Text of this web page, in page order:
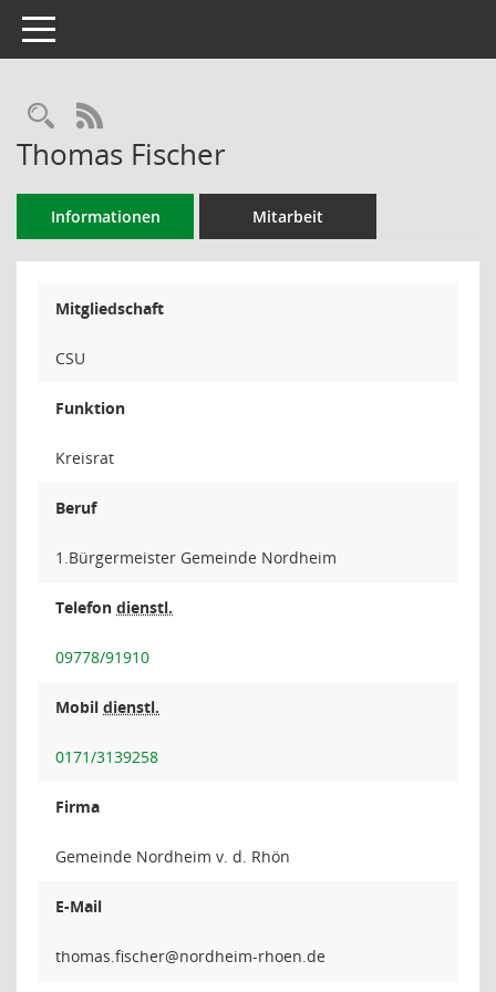
Toggle navigation
Rechercheauswahl
RSS-Feed
Thomas Fischer
Informationen Mitarbeit
Mitgliedschaft
CSU
Funktion
Kreisrat
Beruf
1.Bürgermeister Gemeinde Nordheim
Telefon dienstl.
09778/91910
Mobil dienstl.
0171/3139258
Firma
Gemeinde Nordheim v. d. Rhön
E-Mail
rehcsif